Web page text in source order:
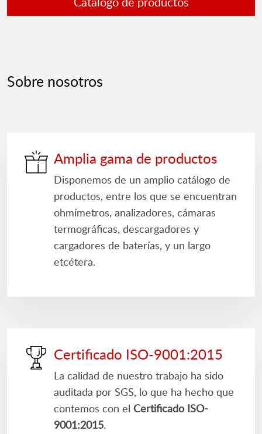
Sobre nosotros
Amplia gama de productos
Disponemos de un amplio catálogo de
productos, entre los que se encuentran
ohmímetros, analizadores, cámaras
termográficas, descargadores y
cargadores de baterías, y un largo
etcétera.
Certificado ISO-9001:2015
La calidad de nuestro trabajo ha sido
auditada por SGS, lo que ha hecho que
contemos con el Certificado ISO-
9001:2015.